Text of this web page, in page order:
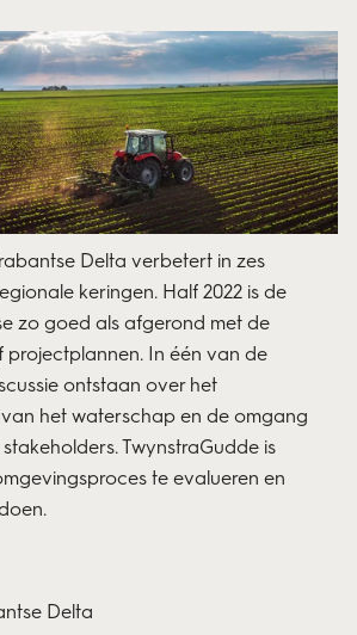
Delta verbetert in zes
keringen. Half 2022 is de
zo goed als afgerond met de
projectplannen. In één van de
ontstaan over het
het waterschap en de omgang
TwynstraGudde is
te evalueren en
Delta